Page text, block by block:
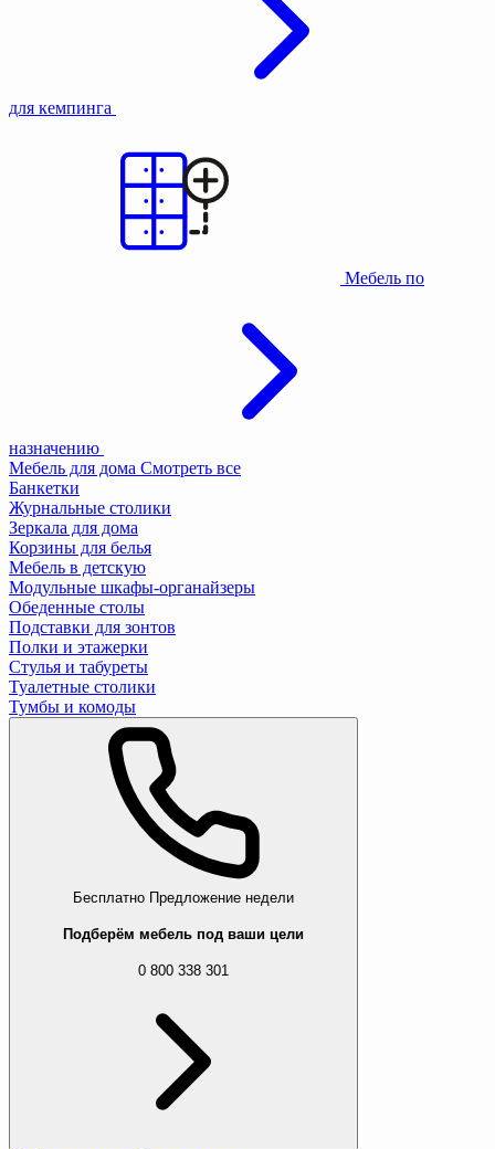
для кемпинга
Мебель по
назначению
Мебель для дома Смотреть все
Банкетки
Журнальные столики
Зеркала для дома
Корзины для белья
Мебель в детскую
Модульные шкафы-органайзеры
Обеденные столы
Подставки для зонтов
Полки и этажерки
Стулья и табуреты
Туалетные столики
Тумбы и комоды
Бесплатно Предложение недели
Подберём мебель под ваши цели
0 800 338 301